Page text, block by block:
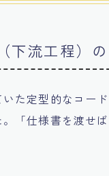
下流工程）
た定型的なコー
「仕様書を渡せ